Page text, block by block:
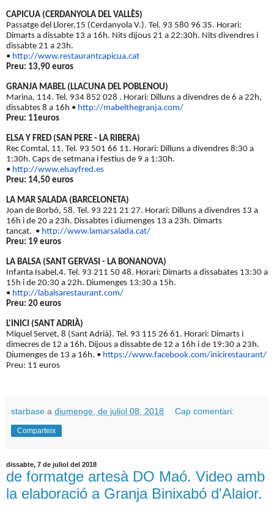
CAPICUA (CERDANYOLA DEL VALLÈS)
Passatge del Llorer,15 (Cerdanyola V.). Tel. 93 580 96 35. Horari:
Dimarts a dissabte 13 a 16h. Nits dijous 21 a 22:30h. Nits divendres i
dissabte 21 a 23h.
• http://www.restaurantcapicua.cat
Preu: 13,90 euros
GRANJA MABEL (LLACUNA DEL POBLENOU)
Marina, 114. Tel. 934 852 028 . Horari: Dilluns a divendres de 6 a 22h,
dissabtes 8 a 16h • http://mabelthegranja.com/
Preu: 11euros
ELSA Y FRED (SAN PERE - LA RIBERA)
Rec Comtal, 11. Tel. 93 501 66 11. Horari: Dilluns a divendres 8:30 a
1:30h. Caps de setmana i festius de 9 a 1:30h.
• http://www.elsayfred.es
Preu: 14,50 euros
LA MAR SALADA (BARCELONETA)
Joan de Borbó, 58. Tel. 93 221 21 27. Horari: Dilluns a divendres 13 a
16h i de 20 a 23h. Dissabtes i diumenges 13 a 23h. Dimarts
tancat. • http://www.lamarsalada.cat/
Preu: 19 euros
LA BALSA (SANT GERVASI - LA BONANOVA)
Infanta Isabel,4. Tel. 93 211 50 48. Horari: Dimarts a dissabates 13:30 a
15h i de 20:30 a 22h. Diumenges 13:30 a 15h.
• http://labalsarestaurant.com/
Preu: 20 euros
L'INICI (SANT ADRIÀ)
Miquel Servet, 8 (Sant Adrià). Tel. 93 115 26 61. Horari: Dimarts i
dimecres de 12 a 16h. Dijous a dissabte de 12 a 16h i de 19:30 a 23h.
Diumenges de 13 a 16h. • https://www.facebook.com/inicirestaurant/
Preu: 11 euros
starbase a diumenge, de juliol 08, 2018 Cap comentari:
Comparteix
dissabte, 7 de juliol del 2018
de formatge artesà DO Maó. Video amb
la elaboració a Granja Binixabó d'Alaior.